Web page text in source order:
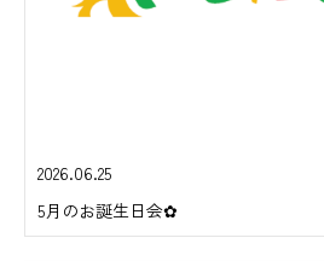
2026.06.25
5月のお誕生日会✿